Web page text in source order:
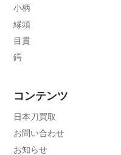
小柄
縁頭
目貫
鍔
コンテンツ
日本刀買取
お問い合わせ
お知らせ